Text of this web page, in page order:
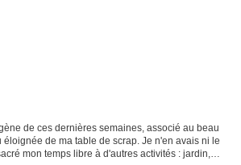
de ces dernières semaines, associé au beau
éloignée de ma table de scrap. Je n'en avais ni le
mon temps libre à d'autres activités : jardin,